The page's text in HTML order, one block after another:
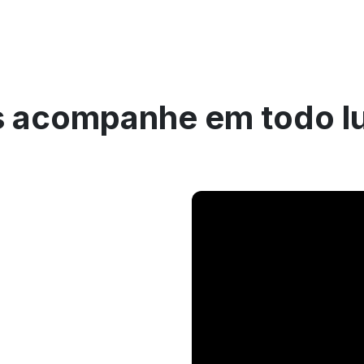
acompanhe em todo